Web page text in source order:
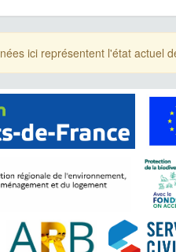
ici représentent l'état actuel